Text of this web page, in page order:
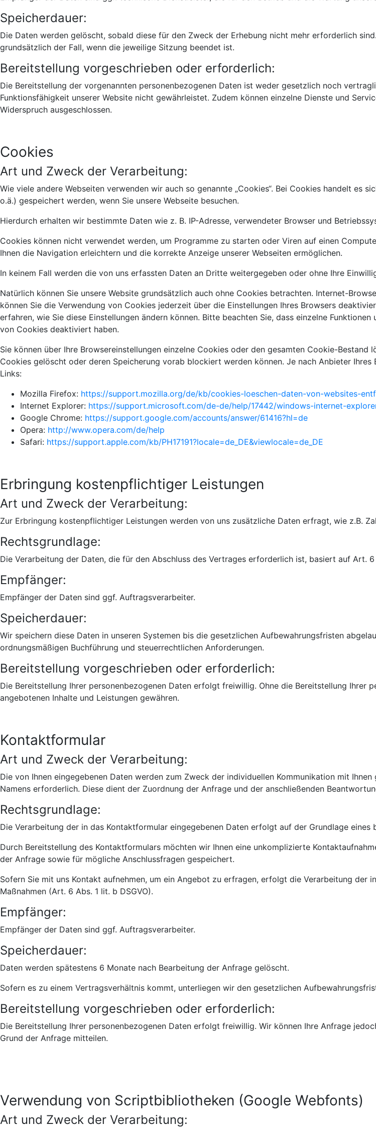
Speicherdauer:
Die Daten werden gelöscht, sobald diese für den Zweck der Erhebung nicht mehr erforderlich
grundsätzlich der Fall, wenn die jeweilige Sitzung beendet ist.
Bereitstellung vorgeschrieben oder erforderlich:
Die Bereitstellung der vorgenannten personenbezogenen Daten ist weder gesetzlich noch
Funktionsfähigkeit unserer Website nicht gewährleistet. Zudem können einzelne Dienste und
Widerspruch ausgeschlossen.
Cookies
Art und Zweck der Verarbeitung:
Wie viele andere Webseiten verwenden wir auch so genannte „Cookies“. Bei Cookies handelt es
o.ä.) gespeichert werden, wenn Sie unsere Webseite besuchen.
Hierdurch erhalten wir bestimmte Daten wie z. B. IP-Adresse, verwendeter Browser und
Cookies können nicht verwendet werden, um Programme zu starten oder Viren auf einen
Ihnen die Navigation erleichtern und die korrekte Anzeige unserer Webseiten ermöglichen.
In keinem Fall werden die von uns erfassten Daten an Dritte weitergegeben oder ohne Ihre
Natürlich können Sie unsere Website grundsätzlich auch ohne Cookies betrachten. Internet-
können Sie die Verwendung von Cookies jederzeit über die Einstellungen Ihres Browsers
erfahren, wie Sie diese Einstellungen ändern können. Bitte beachten Sie, dass einzelne
von Cookies deaktiviert haben.
Sie können über Ihre Browsereinstellungen einzelne Cookies oder den gesamten Cookie-
Cookies gelöscht oder deren Speicherung vorab blockiert werden können. Je nach Anbieter
Links:
Mozilla Firefox: https://support.mozilla.org/de/kb/cookies-loeschen-daten-von-websites-
Internet Explorer: https://support.microsoft.com/de-de/help/17442/windows-internet-
Google Chrome: https://support.google.com/accounts/answer/61416?hl=de
Opera: http://www.opera.com/de/help
Safari: https://support.apple.com/kb/PH17191?locale=de_DE&viewlocale=de_DE
Erbringung kostenpflichtiger Leistungen
Art und Zweck der Verarbeitung:
Zur Erbringung kostenpflichtiger Leistungen werden von uns zusätzliche Daten erfragt, wie z.B.
Rechtsgrundlage:
Die Verarbeitung der Daten, die für den Abschluss des Vertrages erforderlich ist, basiert auf Art. 6
Empfänger:
Empfänger der Daten sind ggf. Auftragsverarbeiter.
Speicherdauer:
Wir speichern diese Daten in unseren Systemen bis die gesetzlichen Aufbewahrungsfristen
ordnungsmäßigen Buchführung und steuerrechtlichen Anforderungen.
Bereitstellung vorgeschrieben oder erforderlich:
Die Bereitstellung Ihrer personenbezogenen Daten erfolgt freiwillig. Ohne die Bereitstellung Ihrer
angebotenen Inhalte und Leistungen gewähren.
Kontaktformular
Art und Zweck der Verarbeitung:
Die von Ihnen eingegebenen Daten werden zum Zweck der individuellen Kommunikation mit
Namens erforderlich. Diese dient der Zuordnung der Anfrage und der anschließenden
Rechtsgrundlage:
Die Verarbeitung der in das Kontaktformular eingegebenen Daten erfolgt auf der Grundlage eines
Durch Bereitstellung des Kontaktformulars möchten wir Ihnen eine unkomplizierte
der Anfrage sowie für mögliche Anschlussfragen gespeichert.
Sofern Sie mit uns Kontakt aufnehmen, um ein Angebot zu erfragen, erfolgt die Verarbeitung
Maßnahmen (Art. 6 Abs. 1 lit. b DSGVO).
Empfänger:
Empfänger der Daten sind ggf. Auftragsverarbeiter.
Speicherdauer:
Daten werden spätestens 6 Monate nach Bearbeitung der Anfrage gelöscht.
Sofern es zu einem Vertragsverhältnis kommt, unterliegen wir den gesetzlichen
Bereitstellung vorgeschrieben oder erforderlich:
Die Bereitstellung Ihrer personenbezogenen Daten erfolgt freiwillig. Wir können Ihre Anfrage
Grund der Anfrage mitteilen.
Verwendung von Scriptbibliotheken (Google Webfonts)
Art und Zweck der Verarbeitung: